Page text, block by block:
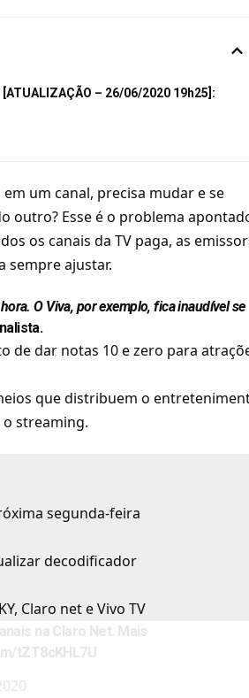
[ATUALIZAÇÃO – 26/06/2020 19h25]:
um canal, precisa mudar e se
outro? Esse é o problema
os canais da TV paga, as
sempre ajustar.
O Viva, por exemplo, fica inaudível se
.
de dar notas 10 e zero para
que distribuem o
ostreaming.
segunda-feira
decodificador
Claro net e Vivo TV
na Claro Net. Mais
tZT8cKHL7U